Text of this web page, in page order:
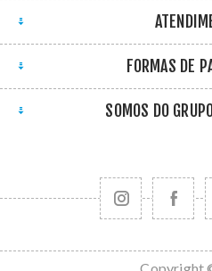
FORMAS DE
SOMOS DO